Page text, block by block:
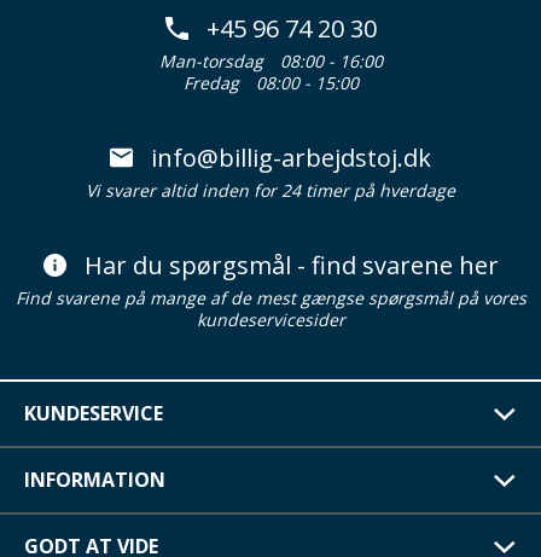
+45 96 74 20 30
Man-torsdag
08:00 - 16:00
Fredag
08:00 - 15:00
info@billig-arbejdstoj.dk
Vi svarer altid inden for 24 timer på hverdage
Har du spørgsmål - find svarene her
Find svarene på mange af de mest gængse spørgsmål på vores
kundeservicesider
KUNDESERVICE
INFORMATION
GODT AT VIDE